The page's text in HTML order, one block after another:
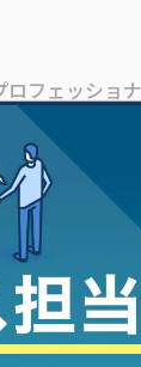
フェッショ
パスワード